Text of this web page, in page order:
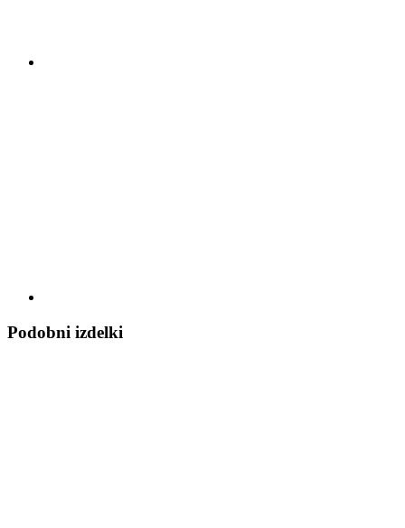
Podobni izdelki